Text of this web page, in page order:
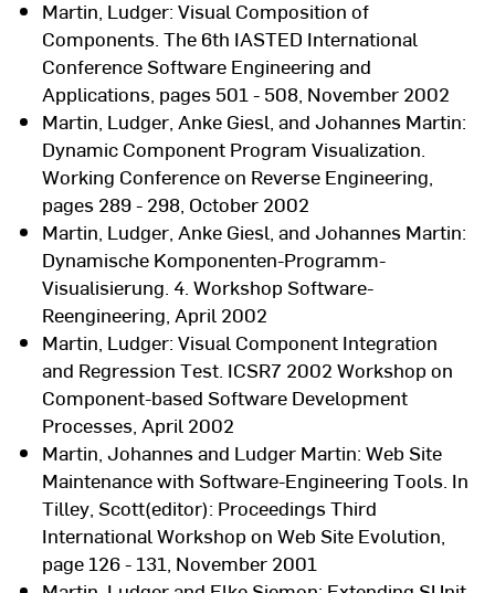
Martin, Ludger: Visual Composition of
Components. The 6th IASTED International
Conference Software Engineering and
Applications, pages 501 - 508, November 2002
Martin, Ludger, Anke Giesl, and Johannes Martin:
Dynamic Component Program Visualization.
Working Conference on Reverse Engineering,
pages 289 - 298, October 2002
Martin, Ludger, Anke Giesl, and Johannes Martin:
Dynamische Komponenten-Programm-
Visualisierung. 4. Workshop Software-
Reengineering, April 2002
Martin, Ludger: Visual Component Integration
and Regression Test. ICSR7 2002 Workshop on
Component-based Software Development
Processes, April 2002
Martin, Johannes and Ludger Martin: Web Site
Maintenance with Software-Engineering Tools. In
Tilley, Scott(editor): Proceedings Third
International Workshop on Web Site Evolution,
page 126 - 131, November 2001